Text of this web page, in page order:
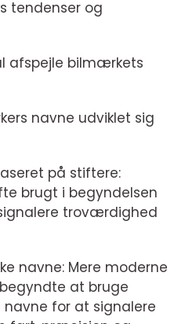
tendenser og
afspejle bilmærkets
navne udviklet sig
på stiftere:
brugt i begyndelsen
troværdighed
navne: Mere moderne
at bruge
navne for at signalere